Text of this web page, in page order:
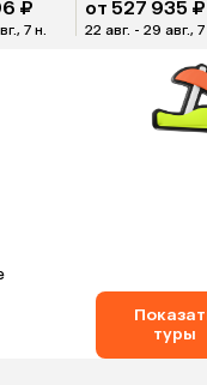
₽
7 н.
от 527 935 ₽
22 авг. - 29 авг., 7
туры